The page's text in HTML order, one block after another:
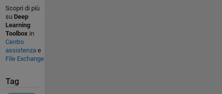
Scopri di più
su Deep
Learning
Toolboxin
Centro
assistenzae
File Exchange
Tag